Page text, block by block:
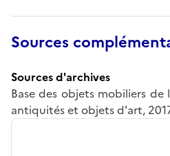
Sources
Sources d'archives
Base des objets mobiliers de
antiquités et objets d'art,